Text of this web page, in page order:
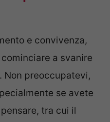
e convivenza,
a svanire
Non preoccupatevi,
se avete
tra cui il